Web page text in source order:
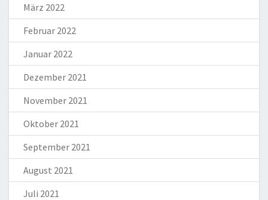
März 2022
Februar 2022
Januar 2022
Dezember 2021
November 2021
Oktober 2021
September 2021
August 2021
Juli 2021